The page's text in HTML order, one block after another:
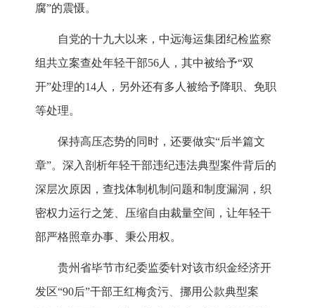
腐”的震慑。
自党的十九大以来，中远海运集团纪检监察
组共立案查处年轻干部56人，其中被给予“双
开”处理的14人，另外还有多人被给予降职、免职
等处理。
保持高压态势的同时，还要做实“后半篇文
章”。深入剖析年轻干部违纪违法典型案件背后的
深层次原因，查找体制机制问题和制度漏洞，织
密权力运行之笼、压缩自由裁量空间，让年轻干
部严格照章办事、秉公用权。
贵州省毕节市纪委监委针对该市织金经济开
发区“90后”干部王红梅贪污、挪用公款典型案